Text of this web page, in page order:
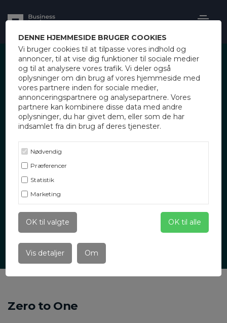
DENNE HJEMMESIDE BRUGER COOKIES
Vi bruger cookies til at tilpasse vores indhold og
annoncer, til at vise dig funktioner til sociale medier
og til at analysere vores trafik. Vi deler også
oplysninger om din brug af vores hjemmeside med
vores partnere inden for sociale medier,
annonceringspartnere og analysepartnere. Vores
partnere kan kombinere disse data med andre
oplysninger, du har givet dem, eller som de har
indsamlet fra din brug af deres tjenester.
Nødvendig
Præferencer
Statistik
Marketing
OK til valgte OK til alle
Vis detaljer Om
En af verdens førende iværksættere, Peter
Thiel giver en beretning om hvad han
mener, der er vejen frem i et globalt
foranderligt forretningsmiljø. Peter Thiel
fortæller om hvordan startups skaber
forretningsplaner, der kan holde mange år
på en analyse af et stadig mere teknologisk
styret forretingsliv og egne erfaringer.
Kategori
Zero to One